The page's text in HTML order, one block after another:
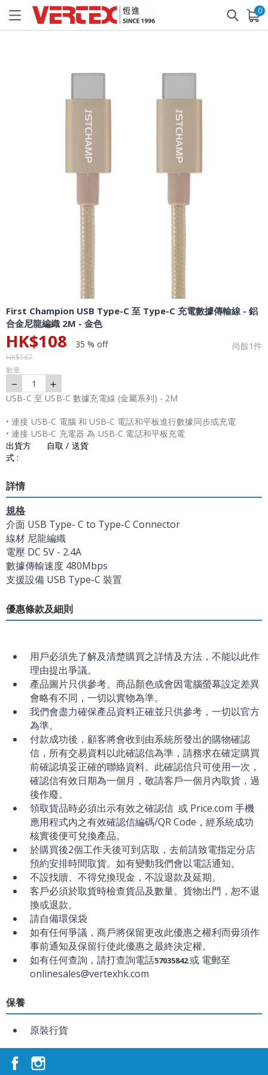
0
已加入購物車 查看
First Champion USB Type-C 至 Type-C 充電數據傳輸線 - 鋁
合金尼龍編織 2M - 金色
HK$108 35 % off 尚餘1件
HK$167
數量
－ 1 ＋
USB-C 至 USB-C 數據充電線 (金屬系列) - 2M
• 連接 USB-C 電腦 和 USB-C 電話和平板進行數據同步或充電
• 連接 USB-C 充電器 為 USB-C 電話和平板充電
出貨方
式 :
自取 / 送貨
詳情
規格
介面 USB Type- C to Type-C Connector
線材 尼龍編織
電壓 DC 5V - 2.4A
數據傳輸速度 480Mbps
支援設備 USB Type-C 裝置
優惠條款及細則
用戶必須先了解及清楚購買之詳情及方法，不能以此作
理由提出爭議。
產品圖片只供參考。商品顏色或會因電腦螢幕設定差異
會略有不同，一切以實物為準。
我們會盡力確保產品資料正確並只供參考，一切以官方
為準。
付款成功後，顧客將會收到由系統所發出的購物確認
信，所有交易資料以此確認信為準，請務求在確定購買
前確認填妥正確的聯絡資料。此確認信只可使用一次，
確認信有效日期為一個月，敬請客戶一個月內取貨，過
後作廢。
領取貨品時必須出示有效之確認信 或 Price.com 手機
應用程式內之有效確認信編碼/QR Code，經系統成功
核實後便可兌換產品。
於購買後2個工作天後可到店取，去前請致電指定分店
預約安排時間取貨。如有變動我們會以電話通知。
不設找贖、不得兌換現金，不設退款及延期。
客戶必須於取貨時檢查貨品及數量。貨物出門，恕不退
換或退款。
請自備環保袋
如有任何爭議，商戶將保留更改此優惠之權利而毋須作
事前通知及保留行使此優惠之最終決定權。
如有任何查詢，請打查詢電話57035842或 電郵至
onlinesales@vertexhk.com
保養
原裝行貨